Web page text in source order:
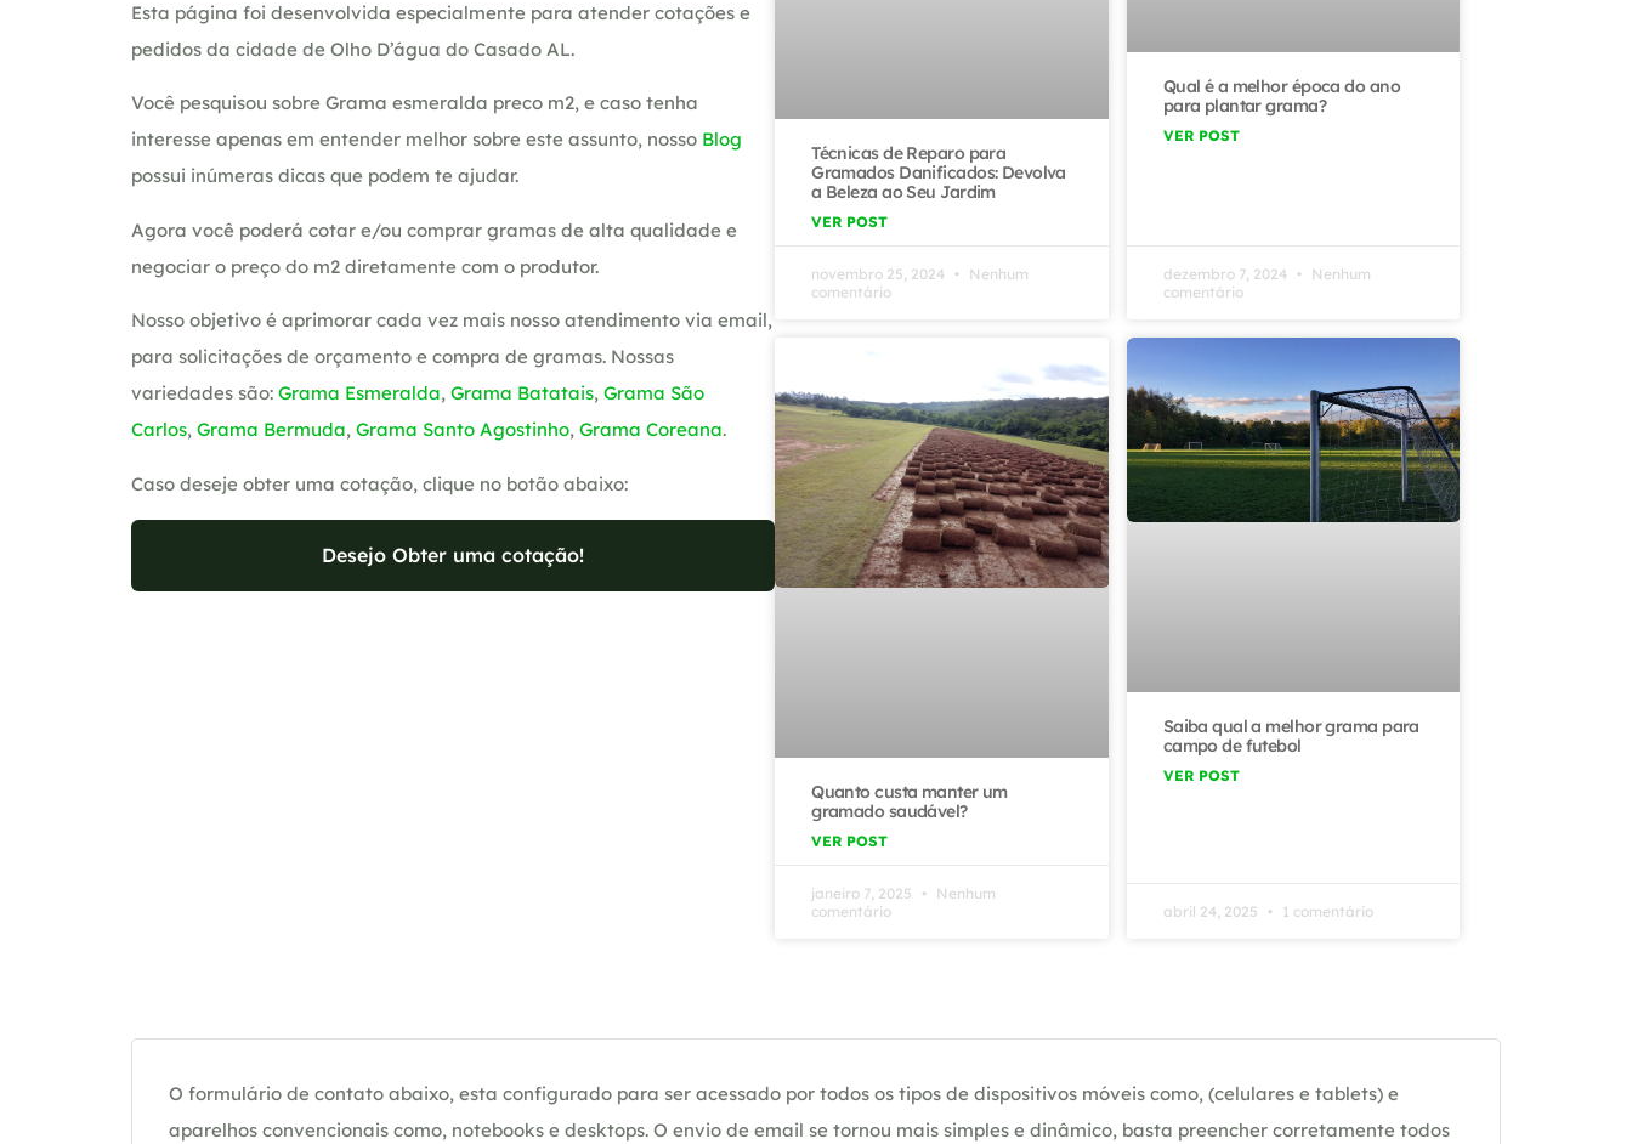
Esta página foi desenvolvida especialmente para atender cotações e
pedidos da cidade de Olho D’água do Casado AL.
Você pesquisou sobre Grama esmeralda preco m2, e caso tenha
interesse apenas em entender melhor sobre este assunto, nosso Blog
possui inúmeras dicas que podem te ajudar.
Agora você poderá cotar e/ou comprar gramas de alta qualidade e
negociar o preço do m2 diretamente com o produtor.
Nosso objetivo é aprimorar cada vez mais nosso atendimento via email,
para solicitações de orçamento e compra de gramas. Nossas
variedades são: Grama Esmeralda, Grama Batatais, Grama São
Carlos, Grama Bermuda, Grama Santo Agostinho, Grama Coreana.
Caso deseje obter uma cotação, clique no botão abaixo:
Desejo Obter uma cotação!
Técnicas de Reparo para
Gramados Danificados: Devolva
a Beleza ao Seu Jardim
VER POST
novembro 25, 2024
Nenhum
comentário
Qual é a melhor época do ano
para plantar grama?
VER POST
dezembro 7, 2024
Nenhum
comentário
Quanto custa manter um
gramado saudável?
VER POST
janeiro 7, 2025
Nenhum
comentário
Saiba qual a melhor grama para
campo de futebol
VER POST
abril 24, 2025 1 comentário
O formulário de contato abaixo, esta configurado para ser acessado por todos os tipos de dispositivos móveis como, (celulares e tablets) e
aparelhos convencionais como, notebooks e desktops. O envio de email se tornou mais simples e dinâmico, basta preencher corretamente todos